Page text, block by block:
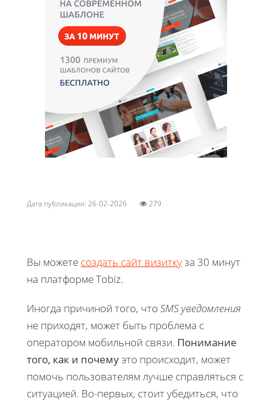
Дата публикации: 26-02-2026 279
Вы можете создать сайт визиткуза 30 минут
на платформе Tobiz.
Иногда причиной того, что SMS уведомления
не приходят, может быть проблема с
оператором мобильной связи. Понимание
того, как и почемуэто происходит, может
помочь пользователям лучше справляться с
ситуацией. Во-первых, стоит убедиться, что